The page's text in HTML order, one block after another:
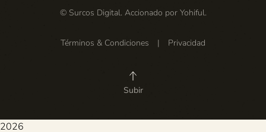
© Surcos Digital. Accionado por Yohiful.
Términos & Condiciones | Privacidad
Subir
2026